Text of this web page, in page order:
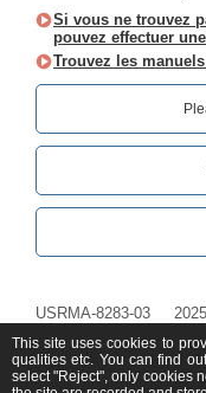
Si vous ne trouvez
pouvez effectuer
Trouvez les
USRMA-8283-03
This site uses cookies to
qualities etc. You can find
select "Reject", only cookies